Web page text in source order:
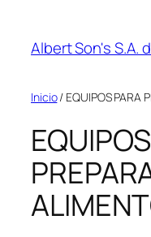
contenido
Albert Son's S.A.
Inicio/ EQUIPOS PARA